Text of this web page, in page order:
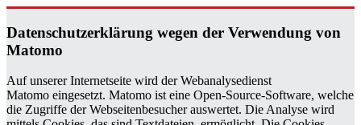
Daten­schutzerklärung wegen der Ver­wen­dung von
Matomo
Auf unserer Internetseite wird der Webanalysedienst
Matomo eingesetzt. Matomo ist eine Open-Source-Software, welche
die Zugriffe der Webseitenbesucher auswertet. Die Analyse wird